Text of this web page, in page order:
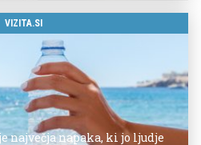
VIZITA.SI
največja napaka, ki jo ljudje